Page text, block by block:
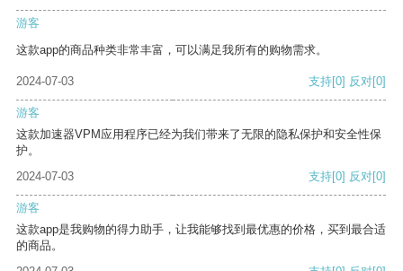
游客
这款app的商品种类非常丰富，可以满足我所有的购物需求。
2024-07-03 支持[0] 反对[0]
游客
这款加速器VPM应用程序已经为我们带来了无限的隐私保护和安全性保
护。
2024-07-03
支持[0] 反对[0]
游客
这款app是我购物的得力助手，让我能够找到最优惠的价格，买到最合适
的商品。